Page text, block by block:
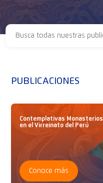
PUBLICACIONES
Contemplativas Monasterios
en el Virreinato del Perú
Conoce más